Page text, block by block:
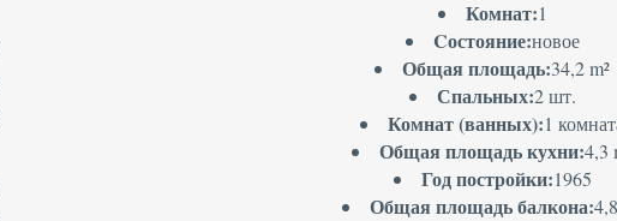
Комнат:1
Cостояние:новое
Общая площадь:34,2 m²
Спальных:2 шт.
Комнат (ванных):1
Общая площадь кухни:4,3
Год постройки:1965
Общая площадь балкона: